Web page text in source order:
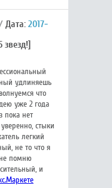
Дата: 2017-
звезд!]
удлиняешь
что
уже 2 года
пока нет
стыки
легкий
не то что я
помню
и